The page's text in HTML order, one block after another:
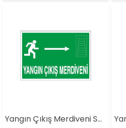
Yangın Çıkış Merdiveni Sağ Ok Uyarı Levhası